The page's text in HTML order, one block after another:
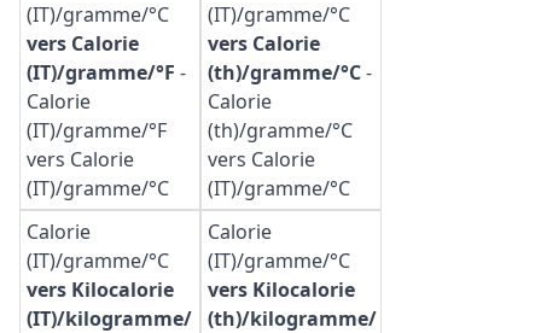
(IT)/gramme/°C
vers Calorie
(IT)/gramme/°F -
Calorie
(IT)/gramme/°F
vers Calorie
(IT)/gramme/°C
(IT)/gramme/°C
vers Calorie
(th)/gramme/°C-
Calorie
(th)/gramme/°C
vers Calorie
(IT)/gramme/°C
Calorie
(IT)/gramme/°C
vers Kilocalorie
(IT)/kilogramme/
Calorie
(IT)/gramme/°C
vers Kilocalorie
(th)/kilogramme/